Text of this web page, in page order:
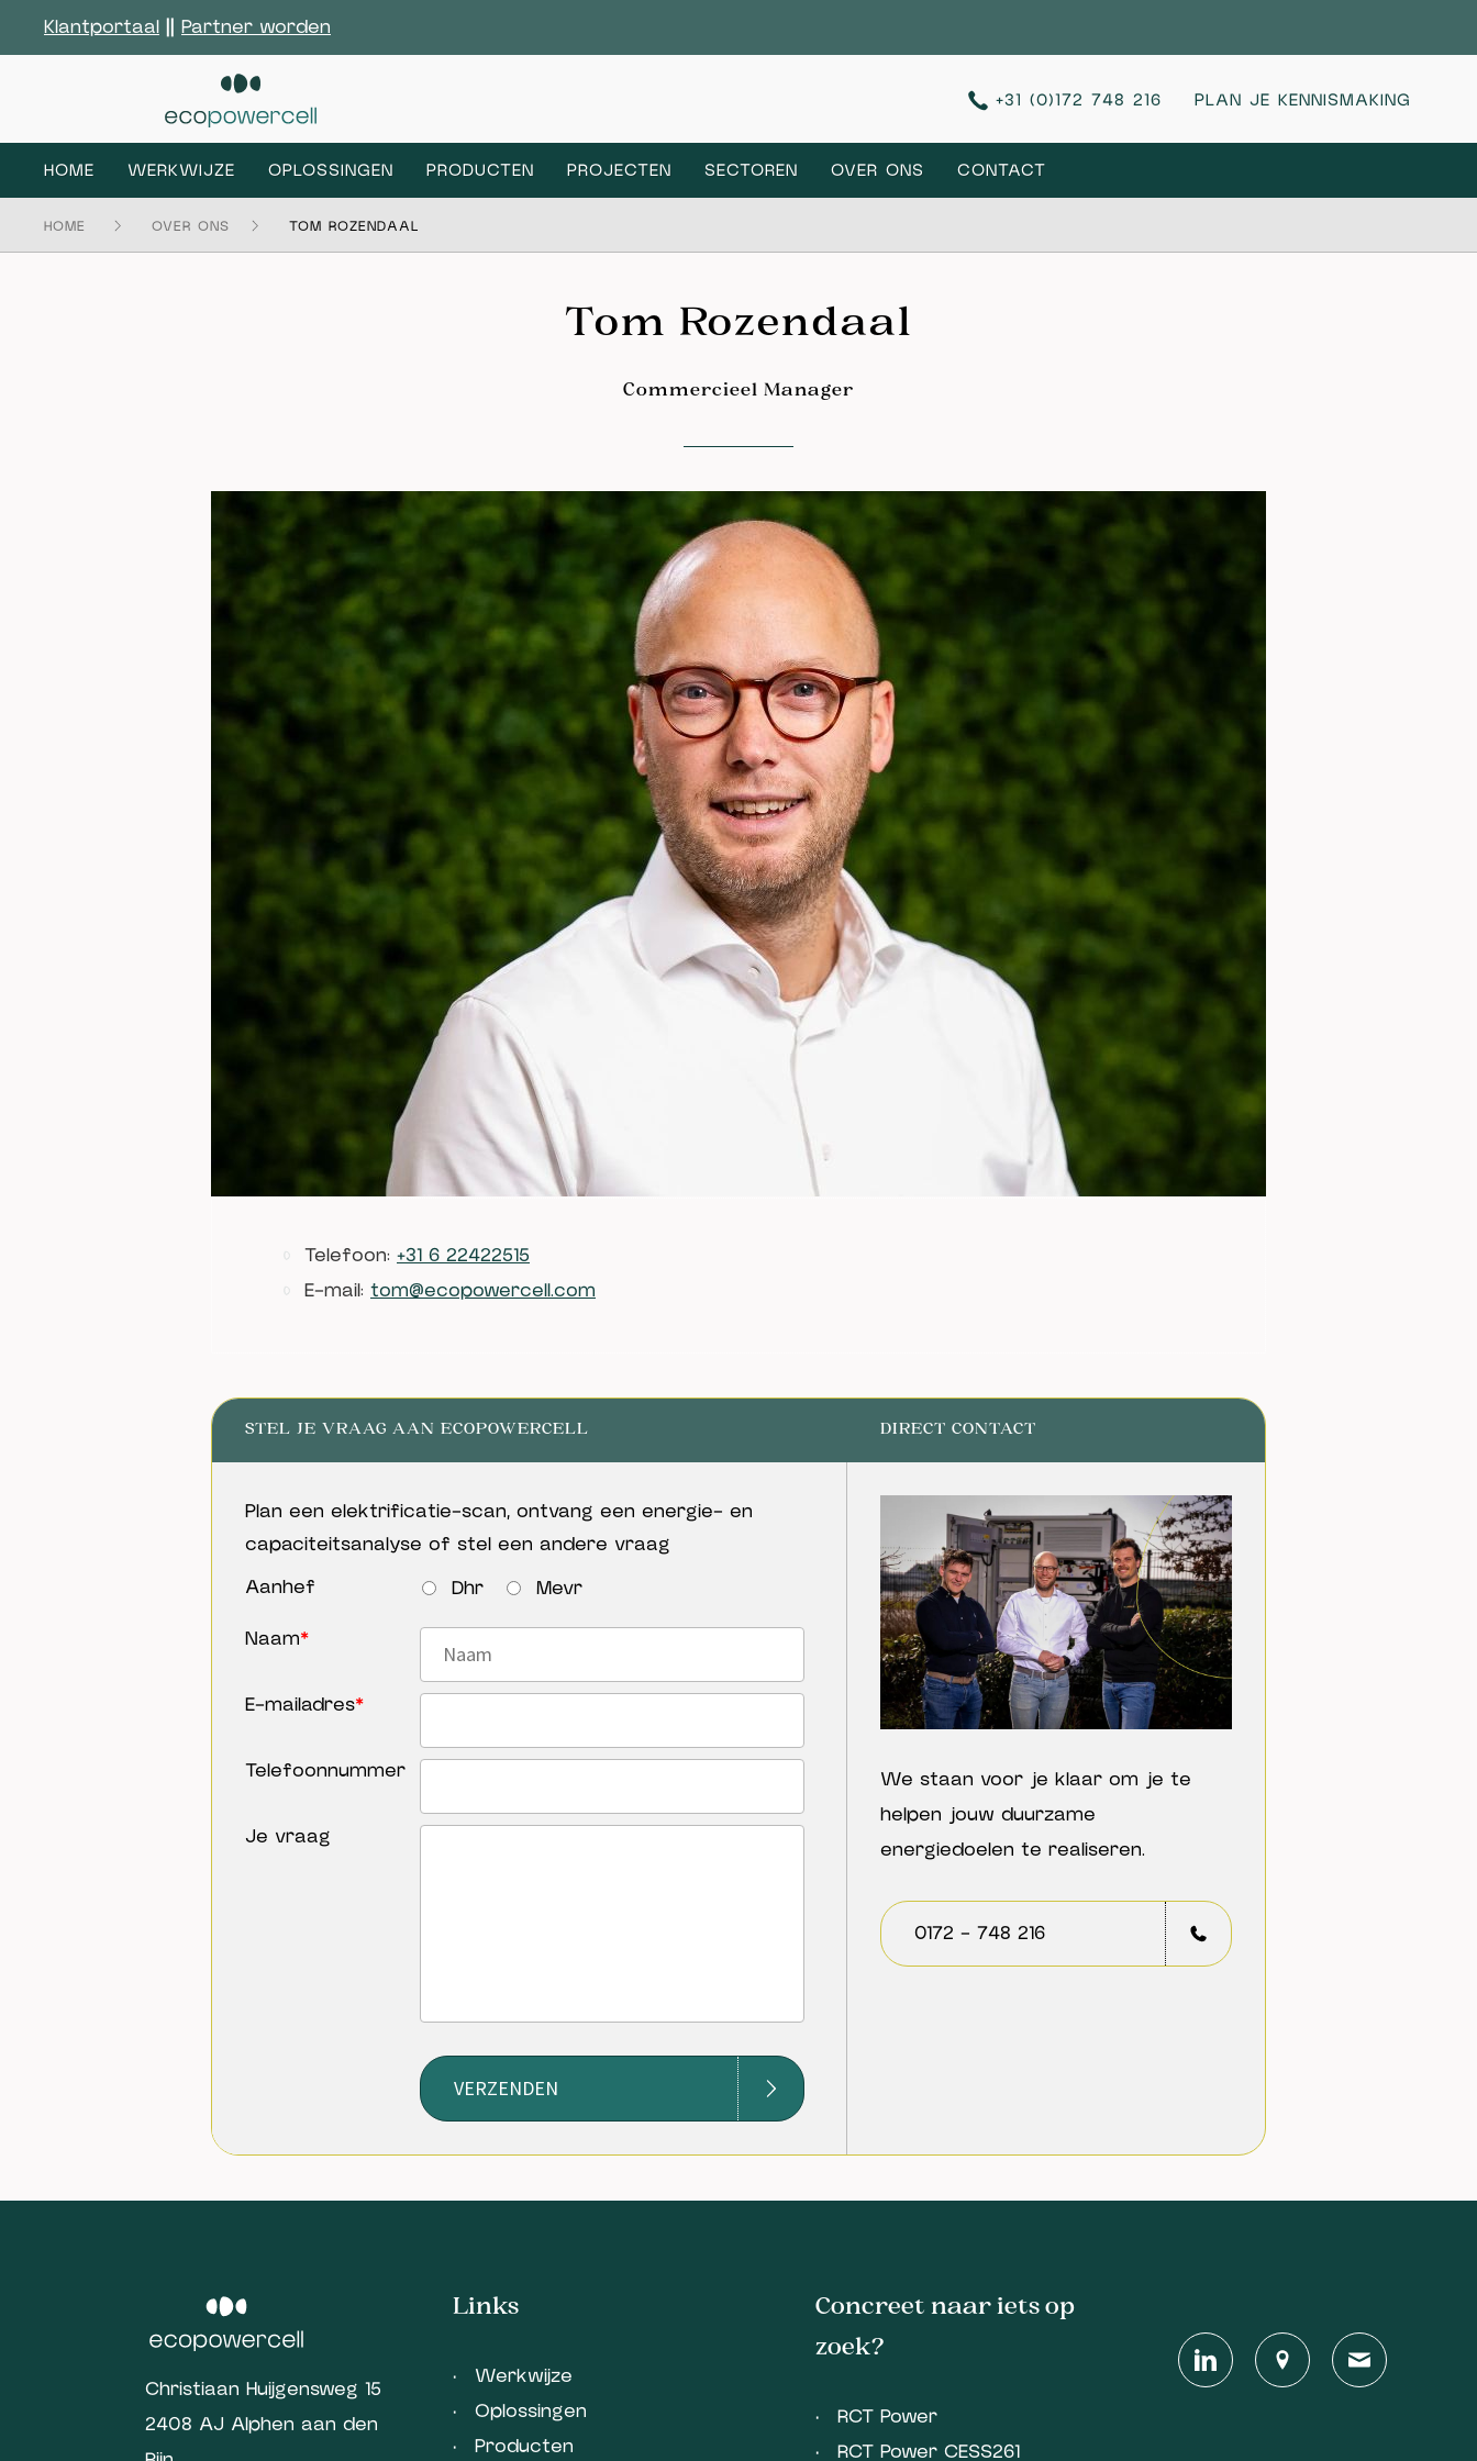
Klantportaal || Partner worden
+31 (0)172 748 216 PLAN JE KENNISMAKING
HOME WERKWIJZE OPLOSSINGEN PRODUCTEN PROJECTEN SECTOREN OVER ONS CONTACT
HOME OVER ONS TOM ROZENDAAL
Tom Rozendaal
Commercieel Manager
Telefoon: +31 6 22422515
E-mail: tom@ecopowercell.com
STEL JE VRAAG AAN ECOPOWERCELL
Plan een elektrificatie-scan, ontvang een energie- en
capaciteitsanalyse of stel een andere vraag
Aanhef
Dhr
Mevr
Naam*
E-mailadres*
Telefoonnummer
Je vraag
VERZENDEN
DIRECT CONTACT
We staan voor je klaar om je te
helpen jouw duurzame
energiedoelen te realiseren.
0172 - 748 216
Christiaan Huijgensweg 15
2408 AJ Alphen aan den
Links
Werkwijze
Oplossingen
Producten
Concreet naar iets op
zoek?
RCT Power
RCT Power CESS261